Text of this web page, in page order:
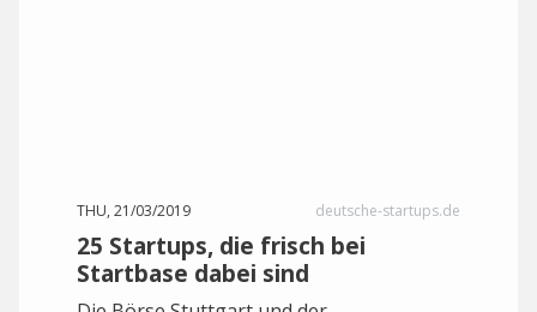
THU, 21/03/2019 deutsche-startups.de
25 Startups, die frisch bei
Startbase dabei sind